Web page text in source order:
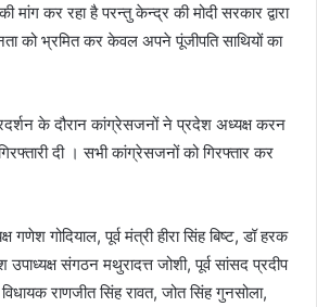
मांग कर रहा है परन्तु केन्द्र की मोदी सरकार द्वारा
को भ्रमित कर केवल अपने पूंजीपति साथियों का
के दौरान कांग्रेसजनों ने प्रदेश अध्यक्ष करन
दी । सभी कांग्रेसजनों को गिरफ्तार कर
गणेश गोदियाल, पूर्व मंत्री हीरा सिंह बिष्ट, डॉ हरक
संगठन मथुरादत्त जोशी, पूर्व सांसद प्रदीप
विधायक राणजीत सिंह रावत, जोत सिंह गुनसोला,